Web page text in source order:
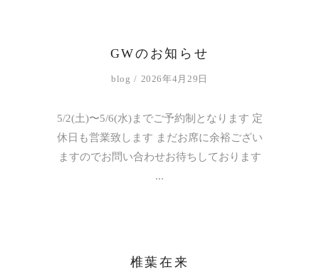
GWのお知らせ
blog 2026年4月29日
5/2(土)〜5/6(水)までご予約制となります 定
休日も営業致します まだお席に余裕ござい
ますのでお問い合わせお待ちしております
椎葉在来